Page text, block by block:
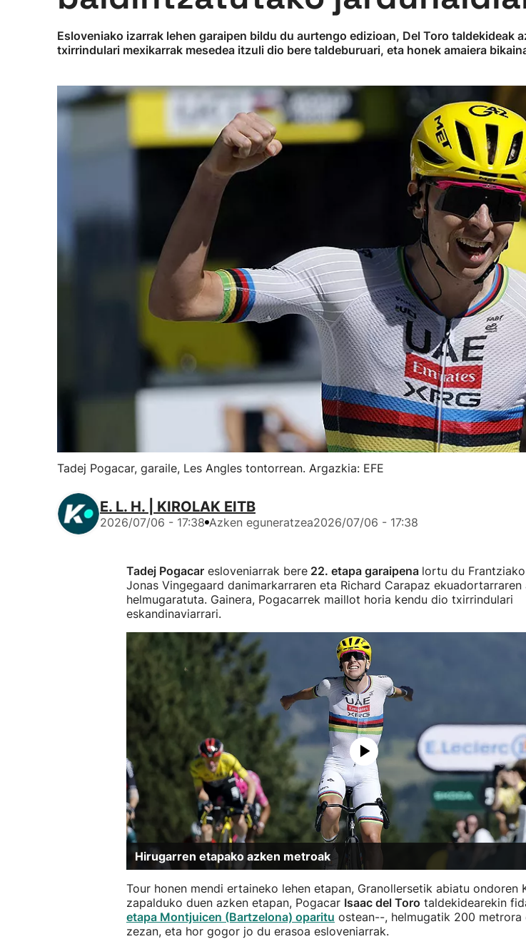
Esloveniako izarrak lehen garaipen bildu du aurtengo edizioan, Del Toro taldekideak
txirrindulari mexikarrak mesedea itzuli dio bere taldeburuari, eta honek amaiera
Tadej Pogacar, garaile, Les Angles tontorrean. Argazkia: EFE
E. L. H. | KIROLAK EITB
2026/07/06 - 17:38 Azken eguneratzea2026/07/06 - 17:38
Tadej Pogacar esloveniarrak bere 22. etapa garaipena lortu du
Jonas Vingegaard danimarkarraren eta Richard Carapaz ekuadortarraren
helmugaratuta. Gainera, Pogacarrek maillot horia kendu dio txirrindulari
eskandinaviarrari.
Hirugarren etapako azken metroak
Tour honen mendi ertaineko lehen etapan, Granollersetik abiatu ondoren
zapalduko duen azken etapan, Pogacar Isaac del Toro taldekidearekin
etapa Montjuicen (Bartzelona) oparitu ostean--, helmugatik 200 metrora
zezan, eta hor gogor jo du erasoa esloveniarrak.